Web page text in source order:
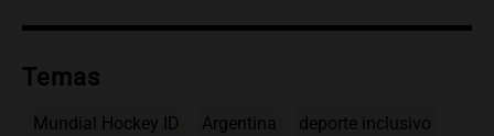
Temas
Mundial Hockey ID Argentina deporte inclusivo